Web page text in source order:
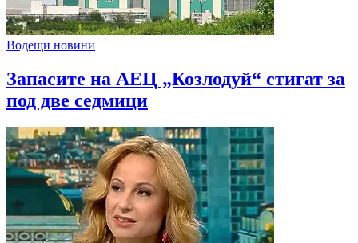
Водещи новини
Запасите на АЕЦ „Козлодуй“ стигат за
под две седмици